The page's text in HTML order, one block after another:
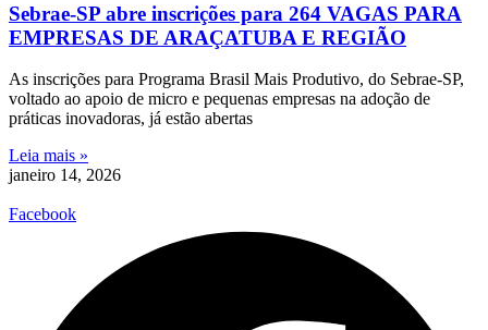
Sebrae-SP abre inscrições para 264 VAGAS PARA
EMPRESAS DE ARAÇATUBA E REGIÃO
As inscrições para Programa Brasil Mais Produtivo, do Sebrae-SP,
voltado ao apoio de micro e pequenas empresas na adoção de
práticas inovadoras, já estão abertas
Leia mais »
janeiro 14, 2026
Facebook